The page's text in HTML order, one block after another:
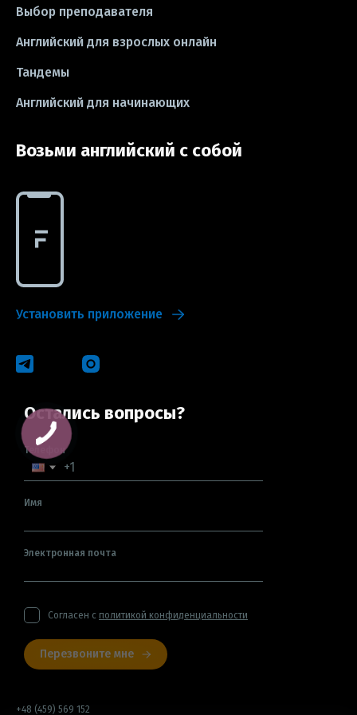
#idioms #эссе
Выбор преподавателя
Английский для взрослых онлайн
Тандемы
Английский для начинающих
Возьми английский с собой
Установить приложение
Остались вопросы?
Телефон
Имя
Электронная почта
Согласен с политикой конфиденциальности
Перезвоните мне
+48 (459) 569 152